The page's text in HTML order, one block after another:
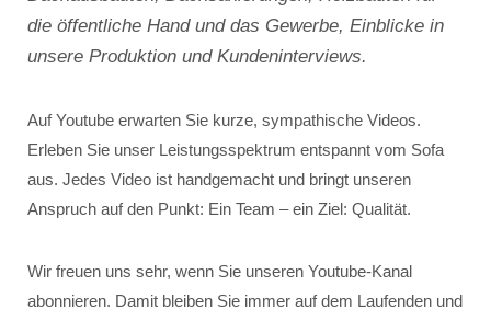
die öffentliche Hand und das Gewerbe, Einblicke in
unsere Produktion und Kundeninterviews.
Auf Youtube erwarten Sie kurze, sympathische Videos.
Erleben Sie unser Leistungsspektrum entspannt vom Sofa
aus. Jedes Video ist handgemacht und bringt unseren
Anspruch auf den Punkt: Ein Team – ein Ziel: Qualität.
Wir freuen uns sehr, wenn Sie unseren Youtube-Kanal
abonnieren. Damit bleiben Sie immer auf dem Laufenden und